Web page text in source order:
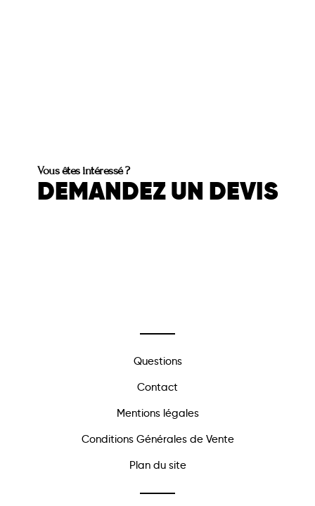
Vous êtes intéressé ?
DEMANDEZ UN DEVIS
Questions
Contact
Mentions légales
Conditions Générales de Vente
Plan du site